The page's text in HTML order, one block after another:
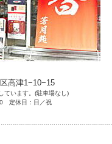
高津1−10−15
ています。(駐車場なし)
定休日：日／祝